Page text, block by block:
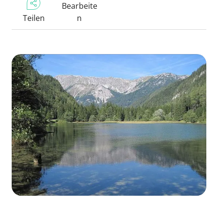
Teilen
Bearbeite
n